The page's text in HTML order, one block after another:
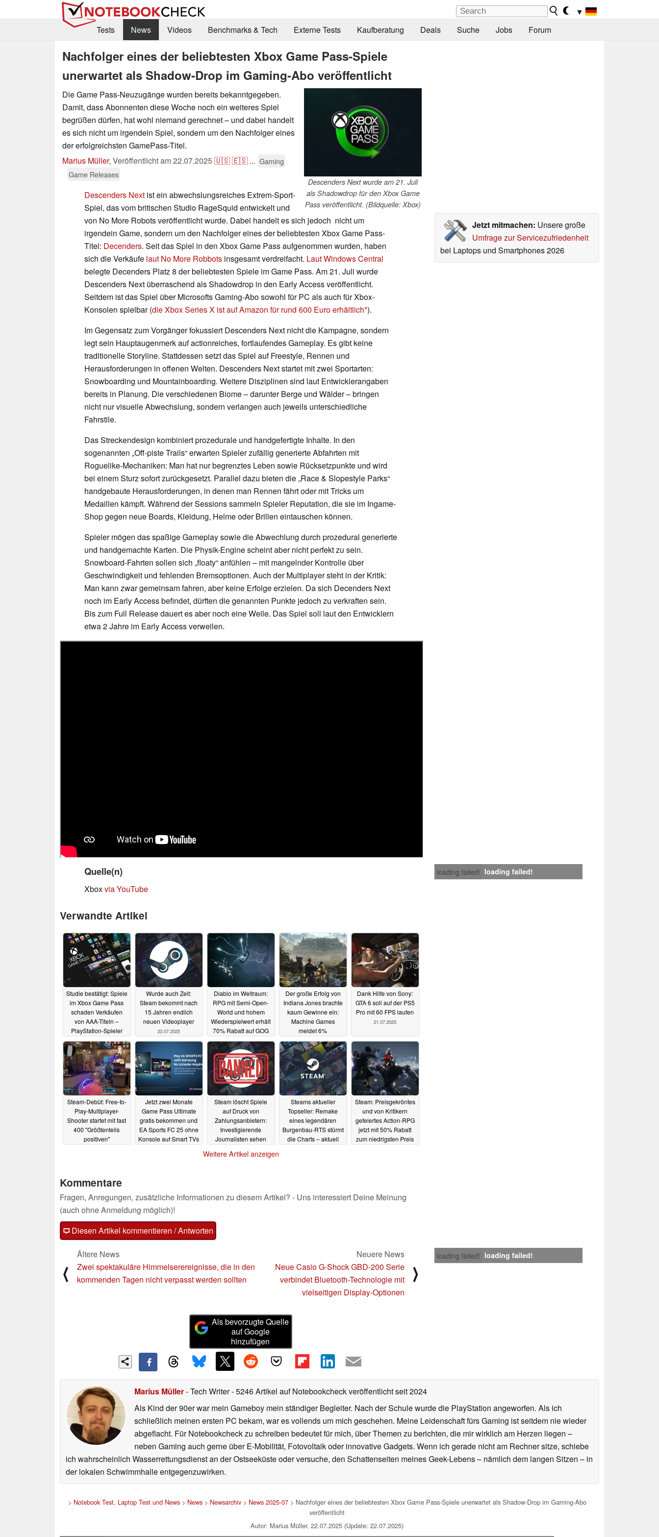
▼
Tests
News Videos Benchmarks & Tech Externe Tests Kaufberatung Deals Suche Jobs Forum
Nachfolger eines der beliebtesten Xbox Game Pass-Spiele
unerwartet als Shadow-Drop im Gaming-Abo veröffentlicht
Descenders Next wurde am 21. Juli
als Shadowdrop für den Xbox Game
Pass veröffentlicht. (Bildquelle: Xbox)
Die Game Pass-Neuzugänge wurden bereits bekanntgegeben.
Damit, dass Abonnenten diese Woche noch ein weiteres Spiel
begrüßen dürfen, hat wohl niemand gerechnet – und dabei handelt
es sich nicht um irgendein Spiel, sondern um den Nachfolger eines
der erfolgreichsten GamePass-Titel.
Marius Müller, Veröffentlicht am22.07.2025🇺🇸🇪🇸 ... Gaming
Game Releases
Jetzt mitmachen: Unsere große
Umfrage zur Servicezufriedenheit
bei Laptops und Smartphones 2026
Descenders Next ist ein abwechslungsreiches Extrem-Sport-
Spiel, das vom britischen Studio RageSquid entwickelt und
von No More Robots veröffentlicht wurde. Dabei handelt es sich jedoch nicht um
irgendein Game, sondern um den Nachfolger eines der beliebtesten Xbox Game Pass-
Titel: Decenders. Seit das Spiel in den Xbox Game Pass aufgenommen wurden, haben
sich die Verkäufe laut No More Robbots insgesamt verdreifacht. Laut Windows Central
belegte Decenders Platz 8 der beliebtesten Spiele im Game Pass. Am 21. Juli wurde
Descenders Next überraschend als Shadowdrop in den Early Access veröffentlicht.
Seitdem ist das Spiel über Microsofts Gaming-Abo sowohl für PC als auch für Xbox-
Konsolen spielbar (die Xbox Series X ist auf Amazon für rund 600 Euro erhältlich ).
Im Gegensatz zum Vorgänger fokussiert Descenders Next nicht die Kampagne, sondern
legt sein Hauptaugenmerk auf actionreiches, fortlaufendes Gameplay. Es gibt keine
traditionelle Storyline. Stattdessen setzt das Spiel auf Freestyle, Rennen und
Herausforderungen in offenen Welten. Descenders Next startet mit zwei Sportarten:
Snowboarding und Mountainboarding. Weitere Disziplinen sind laut Entwicklerangaben
bereits in Planung. Die verschiedenen Biome – darunter Berge und Wälder – bringen
nicht nur visuelle Abwechslung, sondern verlangen auch jeweils unterschiedliche
Fahrstile.
Das Streckendesign kombiniert prozedurale und handgefertigte Inhalte. In den
sogenannten „Off-piste Trails“ erwarten Spieler zufällig generierte Abfahrten mit
Roguelike-Mechaniken: Man hat nur begrenztes Leben sowie Rücksetzpunkte und wird
bei einem Sturz sofort zurückgesetzt. Parallel dazu bieten die „Race & Slopestyle Parks“
handgebaute Herausforderungen, in denen man Rennen fährt oder mit Tricks um
Medaillen kämpft. Während der Sessions sammeln Spieler Reputation, die sie im Ingame-
Shop gegen neue Boards, Kleidung, Helme oder Brillen eintauschen können.
Spieler mögen das spaßige Gameplay sowie die Abwechlung durch prozedural generierte
und handgemachte Karten. Die Physik-Engine scheint aber nicht perfekt zu sein.
Snowboard-Fahrten sollen sich „floaty“ anfühlen – mit mangelnder Kontrolle über
Geschwindigkeit und fehlenden Bremsoptionen. Auch der Multiplayer steht in der Kritik:
Man kann zwar gemeinsam fahren, aber keine Erfolge erzielen. Da sich Decenders Next
noch im Early Access befindet, dürften die genannten Punkte jedoch zu verkraften sein.
Bis zum Full Release dauert es aber noch eine Weile. Das Spiel soll laut den Entwicklern
etwa 2 Jahre im Early Access verweilen.
loading failed! loading failed!
Quelle(n)
Xboxvia YouTube
Verwandte Artikel
Studie bestätigt: Spiele
im Xbox Game Pass
schaden Verkäufen
von AAA-Titeln –
PlayStation-Spieler
bleiben loyal12.08.2025
Wurde auch Zeit:
Steam bekommt nach
15 Jahren endlich
neuen Videoplayer
23.07.2025
Diablo im Weltraum:
RPG mit Semi-Open-
World und hohem
Wiederspielwert erhält
70% Rabatt auf GOG
22.07.2025
Der große Erfolg von
Indiana Jones brachte
kaum Gewinne ein:
Machine Games
meldet 6%
Gewinnspanne
22.07.2025
Dank Hilfe von Sony:
GTA 6 soll auf der PS5
Pro mit 60 FPS laufen
21.07.2025
Steam-Debüt: Free-to-
Play-Multiplayer-
Shooter startet mit fast
400 "Größtenteils
positiven"
Jetzt zwei Monate
Game Pass Ultimate
gratis bekommen und
EA Sports FC 25 ohne
Konsole auf Smart TVs
Steam löscht Spiele
auf Druck von
Zahlungsanbietern:
Investigierende
Journalisten sehen
kündigen21.07.2025
Steams aktueller
Topseller: Remake
eines legendären
Burgenbau-RTS stürmt
die Charts – aktuell
Steam: Preisgekröntes
und von Kritikern
gefeiertes Action-RPG
jetzt mit 50% Rabatt
zum niedrigsten Preis
Weitere Artikel anzeigen
Kommentare
Fragen, Anregungen, zusätzliche Informationen zu diesem Artikel? - Uns interessiert Deine Meinung
(auch ohne Anmeldung möglich)!
Diesen Artikel kommentieren / Antworten
loading failed! loading failed!
⟨
Ältere News
Zwei spektakuläre Himmelserereignisse, die in den
kommenden Tagen nicht verpasst werden sollten
Neuere News
Neue Casio G-Shock GBD-200 Serie
verbindet Bluetooth-Technologie mit
vielseitigen Display-Optionen
⟩
Als bevorzugte Quelle
auf Google
hinzufügen
Marius Müller- Tech Writer- 5246 Artikel auf Notebookcheck veröffentlichtseit 2024
Als Kind der 90er war mein Gameboy mein ständiger Begleiter. Nach der Schule wurde die PlayStation angeworfen. Als ich
schließlich meinen ersten PC bekam, war es vollends um mich geschehen. Meine Leidenschaft fürs Gaming ist seitdem nie wieder
abgeflacht. Für Notebookcheck zu schreiben bedeutet für mich, über Themen zu berichten, die mir wirklich am Herzen liegen –
neben Gaming auch gerne über E-Mobilität, Fotovoltaik oder innovative Gadgets. Wenn ich gerade nicht am Rechner sitze, schiebe
ich wahrscheinlich Wasserrettungsdienst an der Ostseeküste oder versuche, den Schattenseiten meines Geek-Lebens – nämlich dem langen Sitzen – in
der lokalen Schwimmhalle entgegenzuwirken.
> Notebook Test, Laptop Test und News> News> Newsarchiv> News 2025-07> Nachfolger eines der beliebtesten Xbox Game Pass-Spiele unerwartet als Shadow-Drop im Gaming-Abo
veröffentlicht
Autor: Marius Müller, 22.07.2025 (Update: 22.07.2025)